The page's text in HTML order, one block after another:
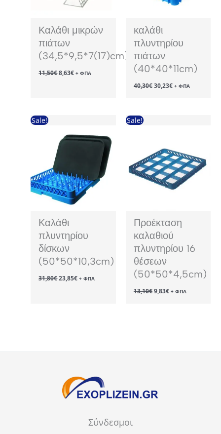
Καλάθι μικρών
πιάτων
(34,5*9,5*7(17)cm)
11,50€Original
price
8,63€Η+ ΦΠΑ
καλάθι
πλυντηρίου
πιάτων
(40*40*11cm)
40,30€Original
price
30,23€Η+ ΦΠΑ
Sale!
Καλάθι
πλυντηρίου
δίσκων
(50*50*10,3cm)
31,80€Original
price
23,85€Η+ ΦΠΑ
Sale!
Προέκταση
καλαθιού
πλυντηρίου 16
θέσεων
(50*50*4,5cm)
13,10€Original
price
9,83€Η+ ΦΠΑ
Σύνδεσμοι